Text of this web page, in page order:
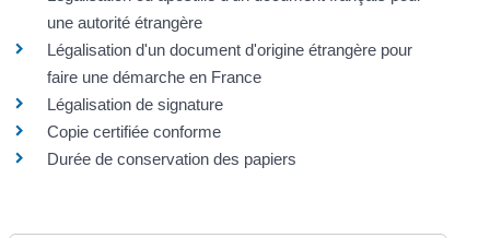
une autorité étrangère
Légalisation d'un document d'origine étrangère pour
faire une démarche en France
Légalisation de signature
Copie certifiée conforme
Durée de conservation des papiers